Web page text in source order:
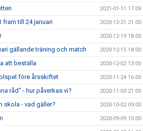
2021-01-11 17:09
fram till 24 januari 2020-12-21 21:00
2020-12-19 18:00
gällande träning och match 2020-12-15 18:00
att beställa 2020-12-02 13:00
före årsskiftet 2020-11-24 16:00
råd" - hur påverkas vi? 2020-11-03 21:00
skola - vad gäller? 2020-10-02 09:00
2020-09-09 10:00